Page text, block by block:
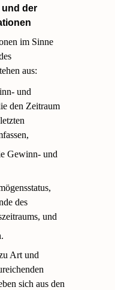
und der
im Sinne
aus:
und
den Zeitraum
Gewinn- und
des
und
Art und
sich aus den